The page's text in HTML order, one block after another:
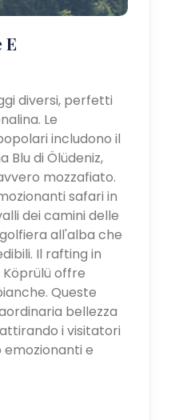
E
diversi, perfetti
Le
includono il
Blu di Ölüdeniz,
mozzafiato.
safari in
dei camini delle
all'alba che
Il rafting in
offre
Queste
bellezza
i visitatori
e